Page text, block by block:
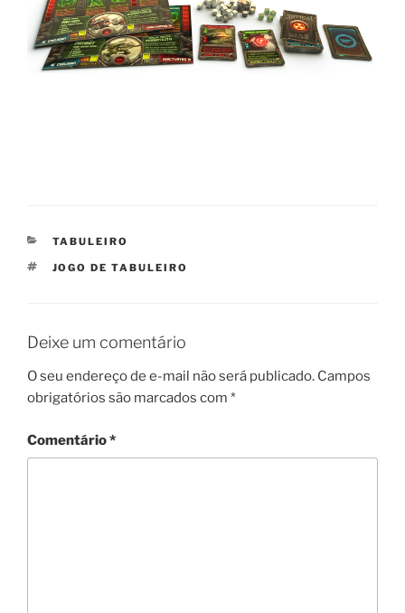
CATEGORIAS
TABULEIRO
TAGS
JOGO DE TABULEIRO
Deixe um comentário
O seu endereço de e-mail não será publicado. Campos
obrigatórios são marcados com *
Comentário*